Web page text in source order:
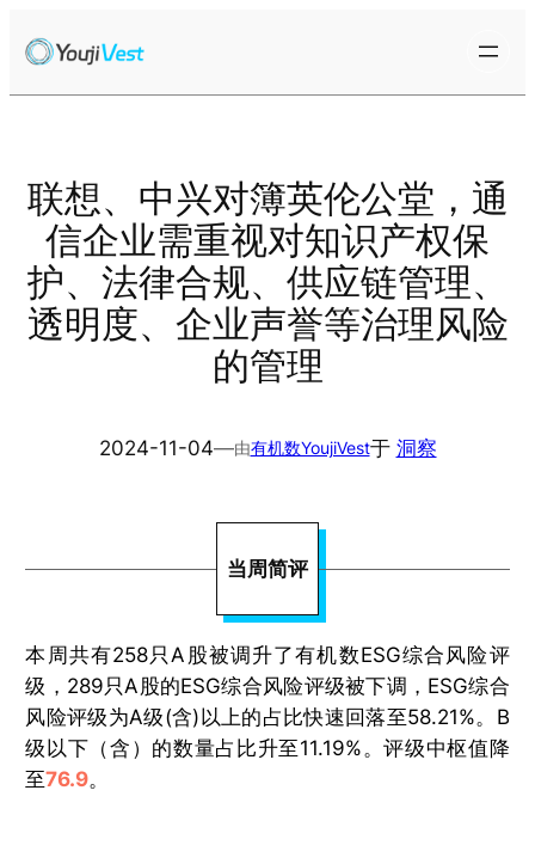
至
联想、中兴对簿英伦公堂，通
信企业需重视对知识产权保
护、法律合规、供应链管理、
透明度、企业声誉等治理风险
的管理
2024-11-04—由有机数YoujiVest于 洞察
当周简评
本周共有258只A股被调升了有机数ESG综合风险评
级，289只A股的ESG综合风险评级被下调，ESG综合
风险评级为A级(含)以上的占比快速回落至58.21%。B
级以下（含）的数量占比升至11.19%。评级中枢值降
至76.9。